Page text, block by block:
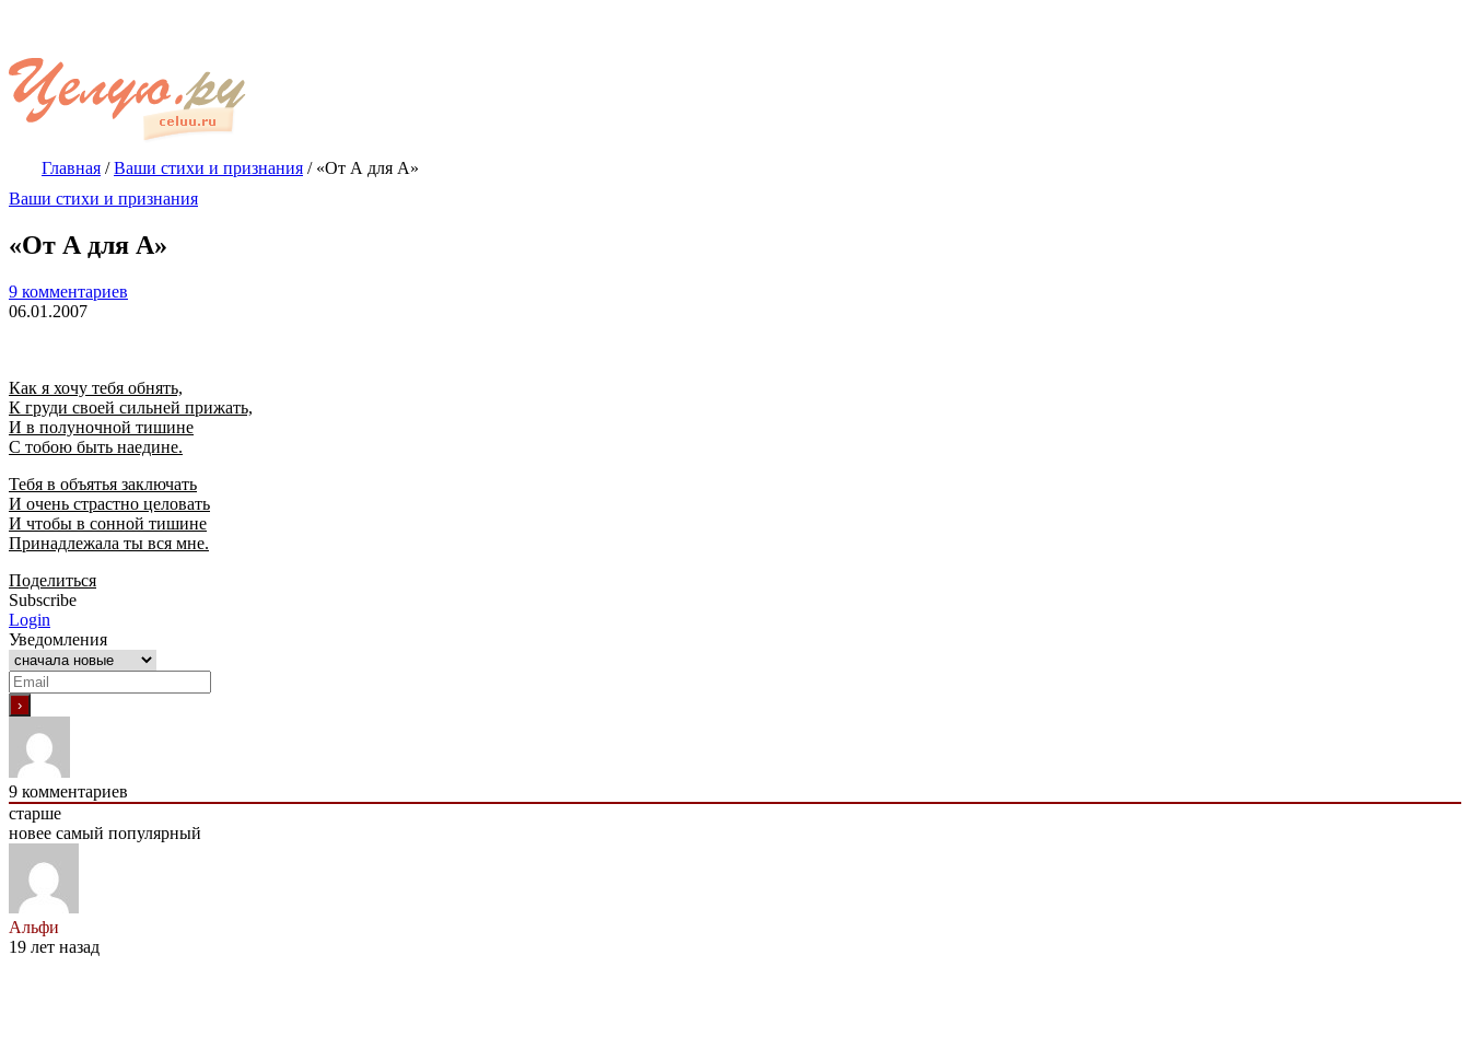
Главная /Ваши стихи и признания / «От А для А»
Ваши стихи и признания
«От А для А»
9 комментариев
06.01.2007
Как я хочу тебя обнять,
К груди своей сильней прижать,
И в полуночной тишине
С тобою быть наедине.
Тебя в объятья заключать
И очень страстно целовать
И чтобы в сонной тишине
Принадлежала ты вся мне.
Поделиться
Subscribe
Login
Уведомления
9 комментариев
старше
новее самый популярный
Альфи
19 лет назад